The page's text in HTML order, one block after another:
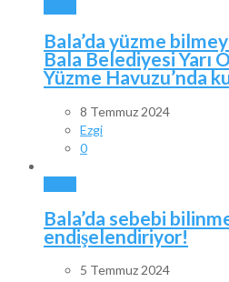
Bala’da yüzme
Bala Belediyesi Yarı
Yüzme Havuzu’nda
8 Temmuz 2024
Ezgi
0
Bala’da sebebi
endişelendiriyor!
5 Temmuz 2024